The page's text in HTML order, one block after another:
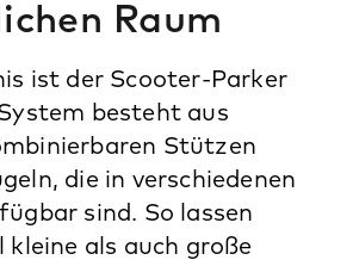
Raum
ist der Scooter-Parker
besteht aus
Stützen
die in verschiedenen
sind. So lassen
kleine als auch große